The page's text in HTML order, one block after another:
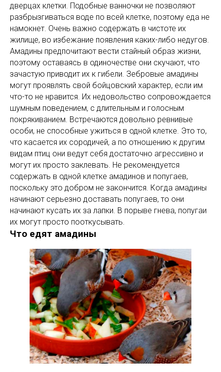
дверцах клетки. Подобные ванночки не позволяют
разбрызгиваться воде по всей клетке, поэтому еда не
намокнет. Очень важно содержать в чистоте их
жилище, во избежание появления каких-либо недугов.
Амадины предпочитают вести стайный образ жизни,
поэтому оставаясь в одиночестве они скучают, что
зачастую приводит их к гибели. Зебровые амадины
могут проявлять свой бойцовский характер, если им
что-то не нравится. Их недовольство сопровождается
шумным поведением, с длительным и голосным
покрякиванием. Встречаются довольно ревнивые
особи, не способные ужиться в одной клетке. Это то,
что касается их сородичей, а по отношению к другим
видам птиц они ведут себя достаточно агрессивно и
могут их просто заклевать. Не рекомендуется
содержать в одной клетке амадинов и попугаев,
поскольку это добром не закончится. Когда амадины
начинают серьезно доставать попугаев, то они
начинают кусать их за лапки. В порыве гнева, попугаи
их могут просто пооткусывать.
Что едят амадины